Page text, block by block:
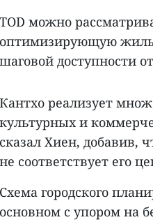
TOD можно
оптимизирующую
шаговой доступности
Кантхо реализует
культурных и
сказал Хиен, добавив,
не соответствует его
Схема городского
основном с упором на